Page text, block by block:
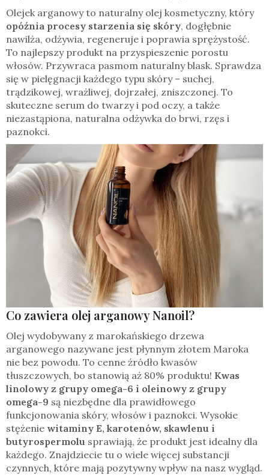
Olejek arganowy to naturalny olej kosmetyczny, który
opóźnia procesy starzenia się skóry, dogłębnie
nawilża, odżywia, regeneruje i poprawia sprężystość.
To najlepszy produkt na przyspieszenie porostu
włosów. Przywraca pasmom naturalny blask. Sprawdza
się w pielęgnacji każdego typu skóry – suchej,
trądzikowej, wrażliwej, dojrzałej, zniszczonej. To
skuteczne serum do twarzy i pod oczy, a także
niezastąpiona, naturalna odżywka do brwi, rzęs i
paznokci.
Co zawiera olej arganowy Nanoil?
Olej wydobywany z marokańskiego drzewa
arganowego nazywane jest płynnym złotem Maroka
nie bez powodu. To cenne źródło kwasów
tłuszczowych, bo stanowią aż 80% produktu! Kwas
linolowy z grupy omega-6 i oleinowy z grupy
omega-9 są niezbędne dla prawidłowego
funkcjonowania skóry, włosów i paznokci. Wysokie
stężenie witaminy E, karotenów, skawlenu i
butyrospermolu sprawiają, że produkt jest idealny dla
każdego. Znajdziecie tu o wiele więcej substancji
czynnych, które mają pozytywny wpływ na nasz wygląd.